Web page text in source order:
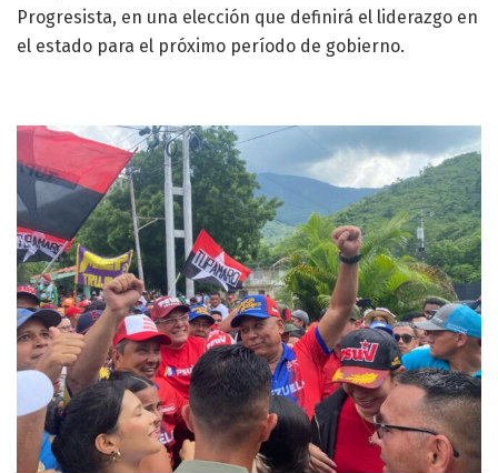
Progresista, en una elección que definirá el liderazgo en
el estado para el próximo período de gobierno.